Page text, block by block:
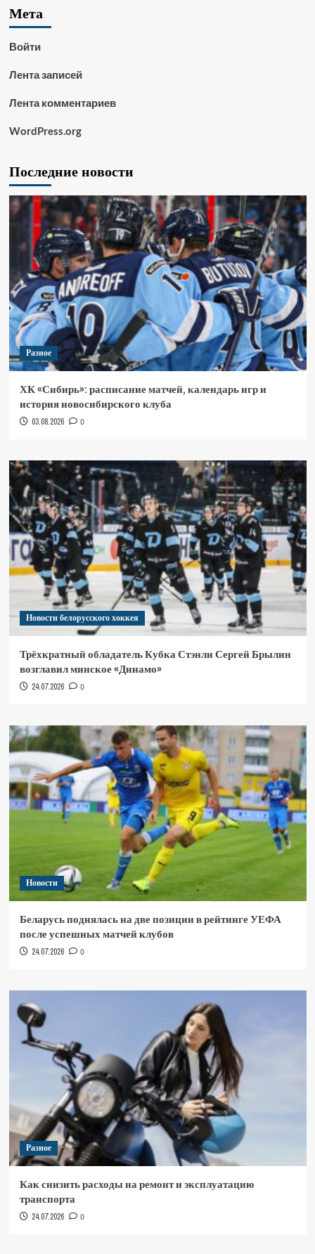
Мета
Войти
Лента записей
Лента комментариев
WordPress.org
Последние новости
Разное
ХК «Сибирь»: расписание матчей, календарь игр и
история новосибирского клуба
03.08.2026 0
Новости белорусского хоккея
Трёхкратный обладатель Кубка Стэнли Сергей Брылин
возглавил минское «Динамо»
24.07.2026 0
Новости
Беларусь поднялась на две позиции в рейтинге УЕФА
после успешных матчей клубов
24.07.2026 0
Разное
Как снизить расходы на ремонт и эксплуатацию
транспорта
24.07.2026 0